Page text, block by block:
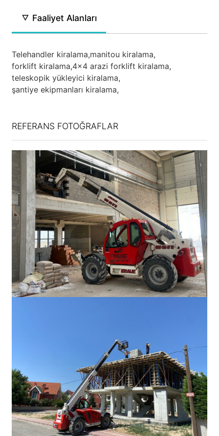
Faaliyet Alanları
Telehandler kiralama,manitou kiralama,
forklift kiralama,4x4 arazi forklift kiralama,
teleskopik yükleyici kiralama,
şantiye ekipmanları kiralama,
REFERANS FOTOĞRAFLAR